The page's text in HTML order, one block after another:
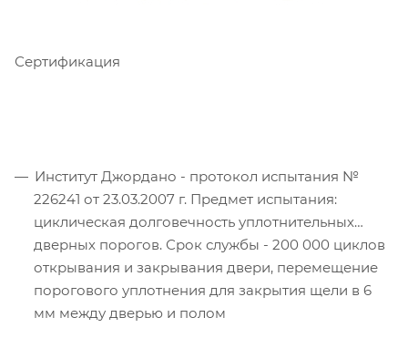
Сертификация
Институт Джордано - протокол испытания №
226241 от 23.03.2007 г. Предмет испытания:
циклическая долговечность уплотнительных
дверных порогов. Срок службы - 200 000 циклов
открывания и закрывания двери, перемещение
порогового уплотнения для закрытия щели в 6
мм между дверью и полом